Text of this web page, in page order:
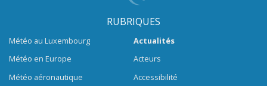
RUBRIQUES
Météo au Luxembourg
Météo en Europe
Météo aéronautique
Actualités
Acteurs
Accessibilité